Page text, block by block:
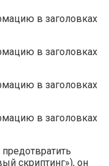
в заголовках
в заголовках
в заголовках
в заголовках
скриптинг»), он